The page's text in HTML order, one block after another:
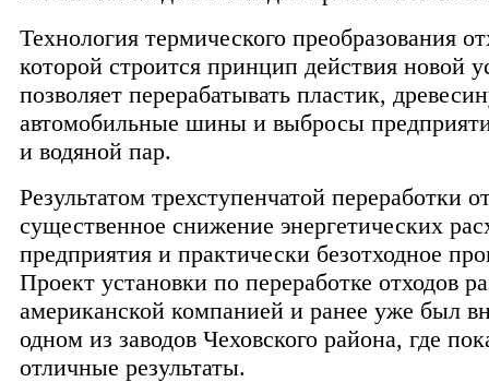
Технология термического преобразования
которой строится принцип действия новой
позволяет перерабатывать пластик,
автомобильные шины и выбросы
и водяной пар.
Результатом трехступенчатой переработки
существенное снижение энергетических
предприятия и практически безотходное
Проект установки по переработке отходов
американской компанией и ранее уже был
одном из заводов Чеховского района, где
отличные результаты.